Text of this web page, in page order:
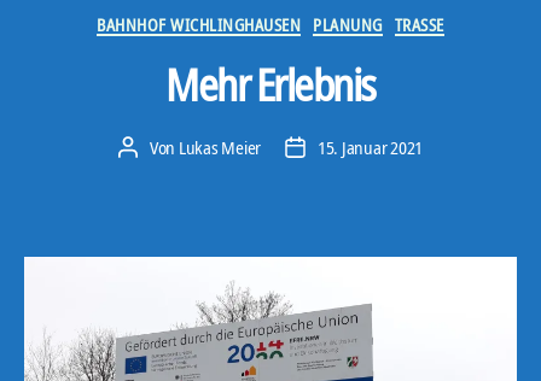
Kategorien
BAHNHOF WICHLINGHAUSEN PLANUNG TRASSE
Mehr Erlebnis
Beitragsautor
Von Lukas Meier Veröffentlichungsdatum
15. Januar 2021